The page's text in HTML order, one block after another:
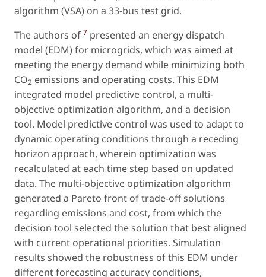
algorithm (VSA) on a 33-bus test grid.
The authors of 7 presented an energy dispatch
model (EDM) for microgrids, which was aimed at
meeting the energy demand while minimizing both
CO2 emissions and operating costs. This EDM
integrated model predictive control, a multi-
objective optimization algorithm, and a decision
tool. Model predictive control was used to adapt to
dynamic operating conditions through a receding
horizon approach, wherein optimization was
recalculated at each time step based on updated
data. The multi-objective optimization algorithm
generated a Pareto front of trade-off solutions
regarding emissions and cost, from which the
decision tool selected the solution that best aligned
with current operational priorities. Simulation
results showed the robustness of this EDM under
different forecasting accuracy conditions,